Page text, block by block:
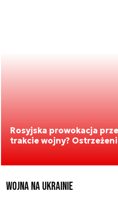
Rosyjska prowokacja
trakcie wojny?
Wojna na Ukrainie